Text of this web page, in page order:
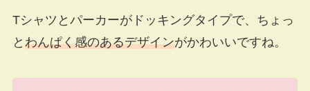
Tシャツとパーカーがドッキングタイプで、ちょっ
と わんぱく感のあるデザインがかわいいですね。